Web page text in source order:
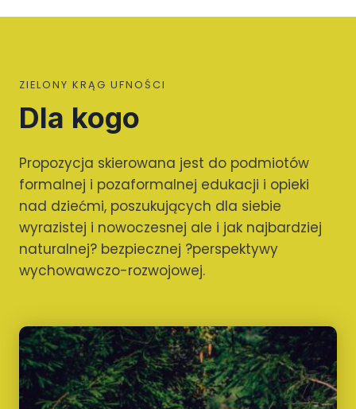
ZIELONY KRĄG UFNOŚCI
Dla kogo
Propozycja skierowana jest do podmiotów
formalnej i pozaformalnej edukacji i opieki
nad dziećmi, poszukujących dla siebie
wyrazistej i nowoczesnej ale i jak najbardziej
naturalnej? bezpiecznej ?perspektywy
wychowawczo-rozwojowej.